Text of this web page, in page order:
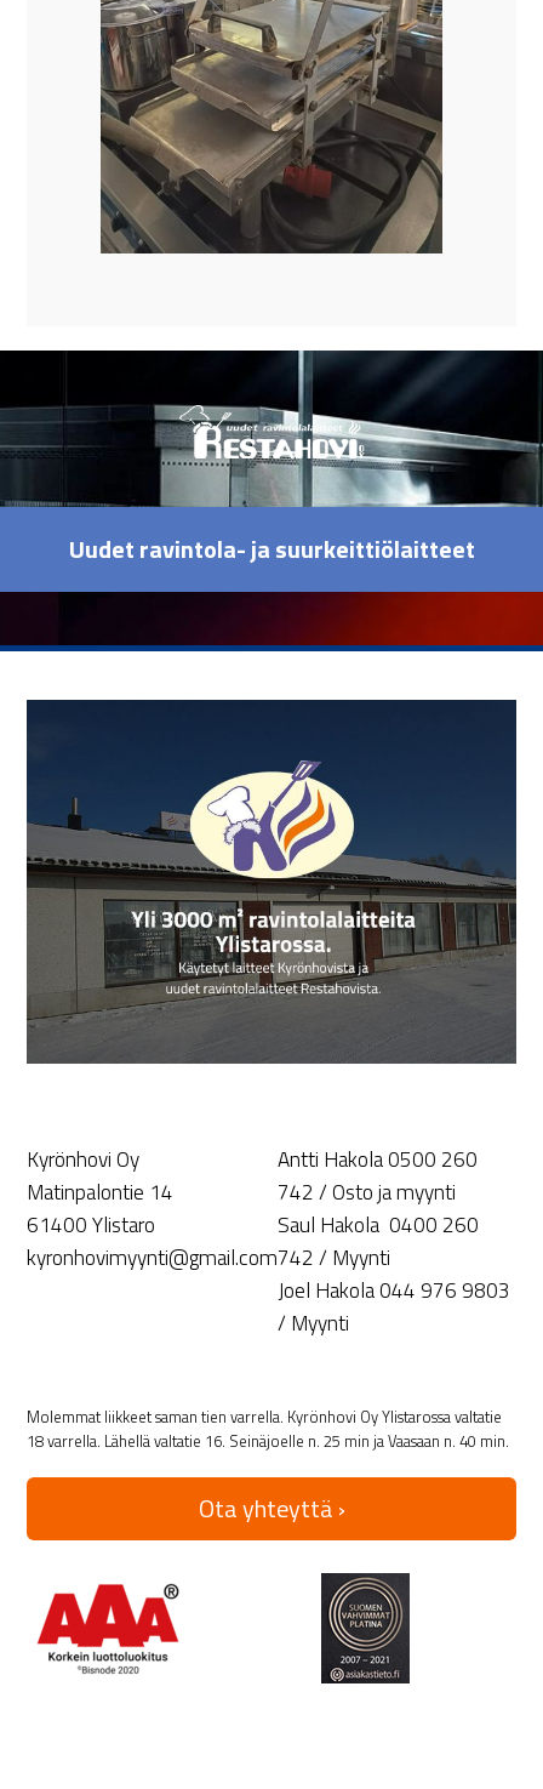
Uudet ravintola- ja suurkeittiölaitteet
Kyrönhovi Oy
Matinpalontie 14
61400 Ylistaro
kyronhovimyynti@gmail.com
Antti Hakola 0500 260
742 / Osto ja myynti
Saul Hakola 0400 260
742 / Myynti
Joel Hakola 044 976 9803
/ Myynti
Molemmat liikkeet saman tien varrella. Kyrönhovi Oy Ylistarossa valtatie
18 varrella. Lähellä valtatie 16. Seinäjoelle n. 25 min ja Vaasaan n. 40 min.
Ota yhteyttä ›